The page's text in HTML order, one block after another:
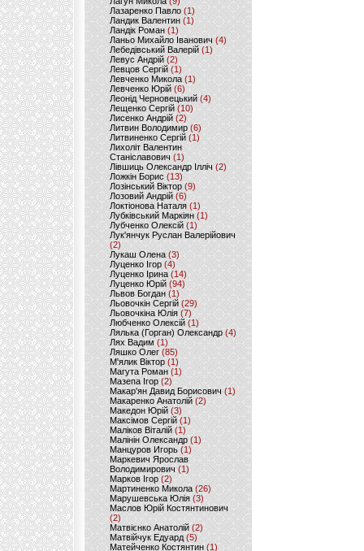
Лазаренко Павло (1)
Ландик Валентин (1)
Ландік Роман (1)
Ланьо Михайло Іванович(4)
Лебедівський Валерій(1)
Левус Андрій(2)
Левцов Сергій (1)
Левченко Микола (1)
Левченко Юрій (6)
Леонід Черновецький (4)
Лещенко Сергій (10)
Лисенко Андрій (2)
Литвин Володимир (6)
Литвиненко Сергій (1)
Лихоліт Валентин
Станіславович (1)
Лівшиць Олександр Ілліч (2)
Ложкін Борис(13)
Лозінський Віктор(9)
Лозовий Андрій (6)
Локтіонова Наталя (1)
Лубківський Маркіян(1)
Лубченко Олексій (1)
Лук'янчук Руслан Валерійович
(2)
Лукаш Олена (3)
Луценко Ігор (4)
Луценко Ірина (14)
Луценко Юрій (94)
Львов Богдан (1)
Льовочкін Сергій (29)
Льовочкіна Юлія(7)
Любченко Олексій(1)
Лялька (Горган) Олександр(4)
Лях Вадим (1)
Ляшко Олег (85)
М'ялик Віктор(1)
Магута Роман(1)
Мазепа Ігор (2)
Макар'ян Давид Борисович(1)
Макаренко Анатолій (2)
Македон Юрій(3)
Максімов Сергій (1)
Маліков Віталій (1)
Малінін Олександр (1)
Манцуров Игорь (1)
Маркевич Ярослав
Володимирович (1)
Марков Ігор (2)
Мартиненко Микола (26)
Марушевська Юлія (3)
Маслов Юрій Костянтинович
(2)
Матвієнко Анатолій (2)
Матвійчук Едуард(5)
Матейченко Костянтин (1)